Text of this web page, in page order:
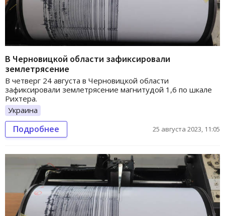
В Черновицкой области зафиксировали
землетрясение
В четверг 24 августа в Черновицкой области
зафиксировали землетрясение магнитудой 1,6 по шкале
Рихтера.
Украина
Подробнее 25 августа 2023, 11:05